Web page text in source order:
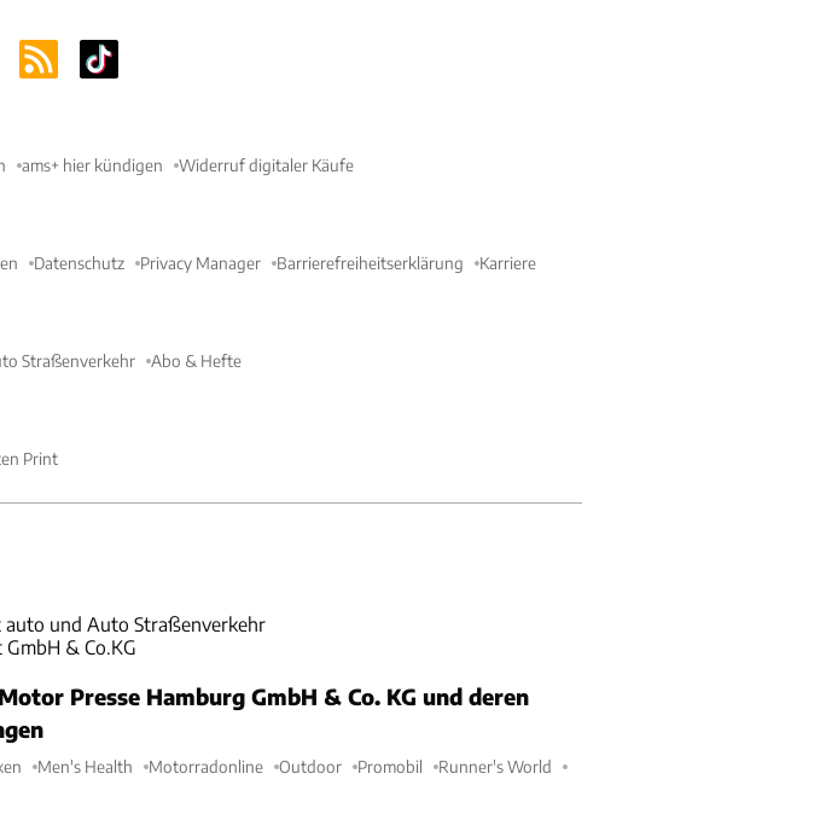
ams+ hier kündigen Widerruf digitaler Käufe
Datenschutz Privacy Manager Barrierefreiheitserklärung Karriere
Straßenverkehr Abo & Hefte
Print
und Auto Straßenverkehr
& Co.KG
Presse Hamburg GmbH & Co. KG und deren
Men's Health Motorradonline Outdoor Promobil
Runner's World